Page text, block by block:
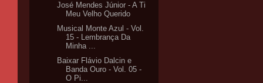
José Mendes Júnior - A Ti
Meu Velho Querido
Musical Monte Azul - Vol.
15 - Lembrança Da
Minha ...
Baixar Flávio Dalcin e
Banda Ouro - Vol. 05 -
O Pi...